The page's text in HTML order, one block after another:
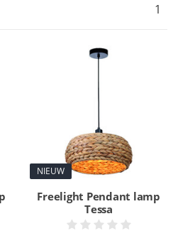
1
NIEUW
Freelight Pendant lamp
Tessa